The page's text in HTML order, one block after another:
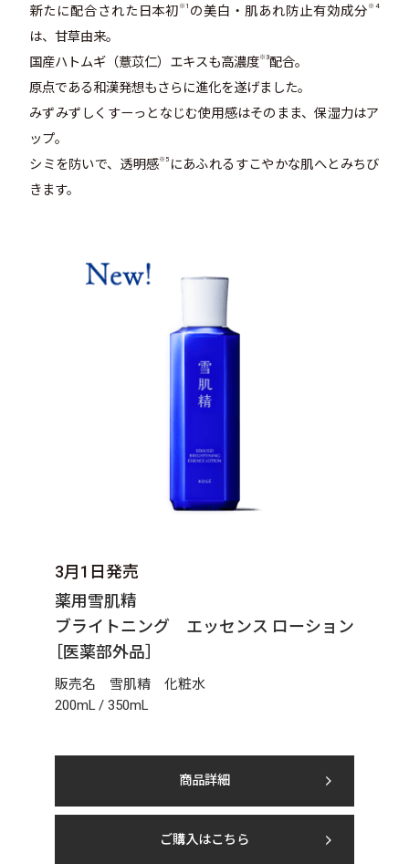
新たに配合された日本初 ※1 の美白・肌あれ防止有効成分 ※4
は、甘草由来。
国産ハトムギ（薏苡仁）エキスも高濃度※3配合。
原点である和漢発想もさらに進化を遂げました。
みずみずしくすーっとなじむ使用感はそのまま、保湿力はア
ップ。
シミを防いで、透明感※5 にあふれるすこやかな肌へとみちび
きます。
3月1日発売
薬用雪肌精
ブライトニング エッセンス ローション
［医薬部外品］
販売名 雪肌精 化粧水
200mL / 350mL
商品詳細
ご購入はこちら